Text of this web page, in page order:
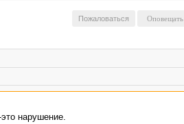
Пожаловаться
нарушение.